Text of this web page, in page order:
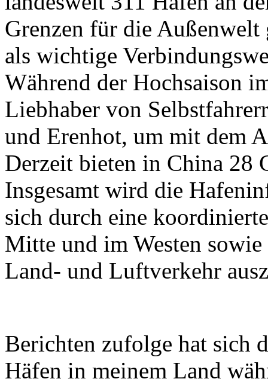
Grenzen für die
als wichtige
Während der Hochsaison
Liebhaber von
und Erenhot, um mit dem
Derzeit bieten in China 28
Insgesamt wird die
sich durch eine
Mitte und im Westen
Land- und Luftverkehr
Berichten zufolge hat sich
Häfen in meinem Land